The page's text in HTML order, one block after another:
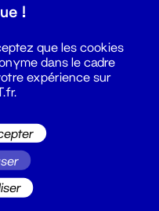
!
que les cookies
dans le cadre
expérience sur